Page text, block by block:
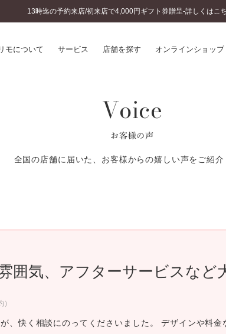
13時迄の予約来店/初来店で4,000円ギフト券贈呈-詳しくはこ
モについて サービス 店舗を探す オンラインショップ
のこだわり
スダイヤモンド&バースストー
ーズサポート
婚約指輪とは
結婚指輪とは
セットリングとは
ショップブログ
Voice
お客様の声
全国の店舗に届いた、お客様からの嬉しい声をご紹介
囲気、アフターサービスなど
、快く相談にのってくださいました。 デザインや料